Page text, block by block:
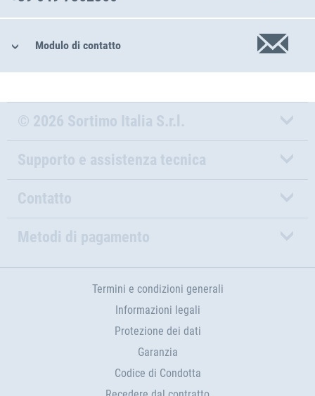
Modulo di contatto
© 2026 Sortimo Italia S.r.l.
Supporto e assistenza tecnica
Contatto
Metodi di pagamento
Termini e condizioni generali
Informazioni legali
Protezione dei dati
Garanzia
Codice di Condotta